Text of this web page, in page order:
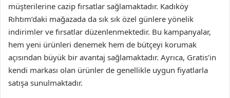
müşterilerine cazip fırsatlar sağlamaktadır. Kadıköy
Rıhtım’daki mağazada da sık sık özel günlere yönelik
indirimler ve fırsatlar düzenlenmektedir. Bu kampanyalar,
hem yeni ürünleri denemek hem de bütçeyi korumak
açısından büyük bir avantaj sağlamaktadır. Ayrıca, Gratis’in
kendi markası olan ürünler de genellikle uygun fiyatlarla
satışa sunulmaktadır.